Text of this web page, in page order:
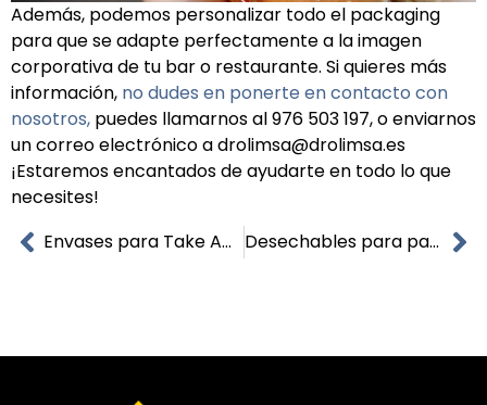
Además, podemos personalizar todo el packaging
para que se adapte perfectamente a la imagen
corporativa de tu bar o restaurante. Si quieres más
información, no dudes en ponerte en contacto con
nosotros, puedes llamarnos al976 503 197, o enviarnos
un correo electrónico a drolimsa@drolimsa.es
¡Estaremos encantados de ayudarte en todo lo que
necesites!
Envases para Take Away
Desechables para pastelería